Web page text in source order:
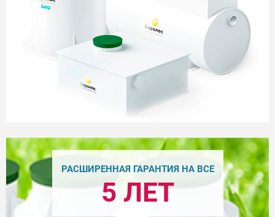
РАСШИРЕННАЯ ГАРАНТИЯ НА ВСЕ
5 ЛЕТ